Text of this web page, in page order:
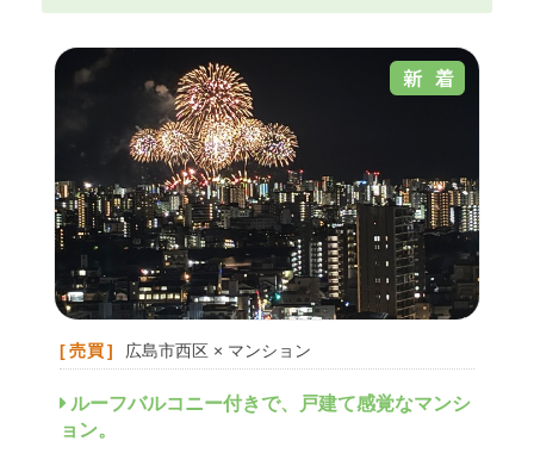
売買 広島市西区 × マンション
ルーフバルコニー付きで、戸建て感覚なマンシ
ョン。